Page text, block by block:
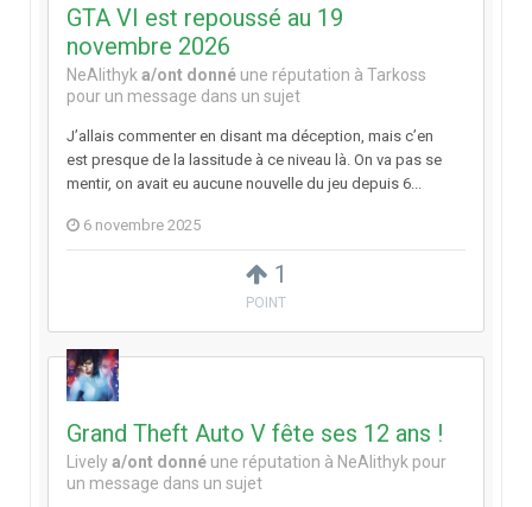
1
POINT
GTA VI est repoussé au 19
novembre 2026
NeAlithyka/ont donné une réputation à Tarkoss
pour un message dans un sujet
J’allais commenter en disant ma déception, mais c’en
est presque de la lassitude à ce niveau là. On va pas se
mentir, on avait eu aucune nouvelle du jeu depuis 6...
6 novembre 2025
Grand Theft Auto V fête ses 12 ans !
Livelya/ont donné une réputation à NeAlithyk pour
un message dans un sujet